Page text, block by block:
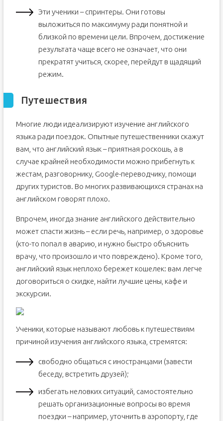
Эти ученики – спринтеры. Они готовы
выложиться по максимуму ради понятной и
близкой по времени цели. Впрочем, достижение
результата чаще всего не означает, что они
прекратят учиться, скорее, перейдут в щадящий
режим.
Путешествия
Многие люди идеализируют изучение английского
языка ради поездок. Опытные путешественники скажут
вам, что английский язык – приятная роскошь, а в
случае крайней необходимости можно прибегнуть к
жестам, разговорнику, Google-переводчику, помощи
других туристов. Во многих развивающихся странах на
английском говорят плохо.
Впрочем, иногда знание английского действительно
может спасти жизнь – если речь, например, о здоровье
(кто-то попал в аварию, и нужно быстро объяснить
врачу, что произошло и что повреждено). Кроме того,
английский язык неплохо бережет кошелек: вам легче
договориться о скидке, найти лучшие цены, кафе и
экскурсии.
Ученики, которые называют любовь к путешествиям
причиной изучения английского языка, стремятся:
свободно общаться с иностранцами (завести
беседу, встретить друзей);
избегать неловких ситуаций, самостоятельно
решать организационные вопросы во время
поездки – например, уточнить в аэропорту, где